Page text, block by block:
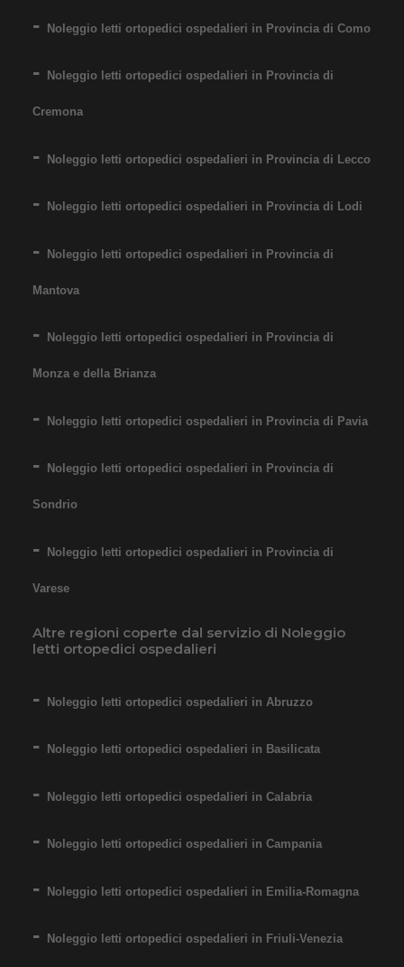
Noleggio letti ortopedici ospedalieri in Provincia di Como
Noleggio letti ortopedici ospedalieri in Provincia di
Cremona
Noleggio letti ortopedici ospedalieri in Provincia di Lecco
Noleggio letti ortopedici ospedalieri in Provincia di Lodi
Noleggio letti ortopedici ospedalieri in Provincia di
Mantova
Noleggio letti ortopedici ospedalieri in Provincia di
Monza e della Brianza
Noleggio letti ortopedici ospedalieri in Provincia di Pavia
Noleggio letti ortopedici ospedalieri in Provincia di
Sondrio
Noleggio letti ortopedici ospedalieri in Provincia di
Varese
Altre regioni coperte dal servizio di Noleggio
letti ortopedici ospedalieri
Noleggio letti ortopedici ospedalieri in Abruzzo
Noleggio letti ortopedici ospedalieri in Basilicata
Noleggio letti ortopedici ospedalieri in Calabria
Noleggio letti ortopedici ospedalieri in Campania
Noleggio letti ortopedici ospedalieri in Emilia-Romagna
Noleggio letti ortopedici ospedalieri in Friuli-Venezia